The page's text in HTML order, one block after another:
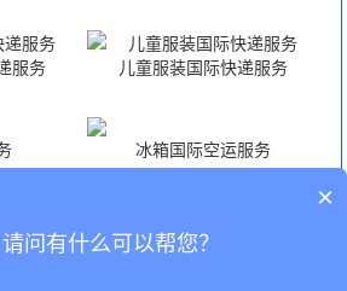
服务 儿童服装国际快递服务
冰箱国际空运服务
发 冰箱FBA头程
×
问有什么可以帮您？